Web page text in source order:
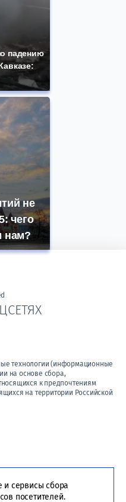
падению
не
чего
нам?
технологии (информационные
на основе сбора,
к предпочтениям
на территории Российской
и сервисы сбора
посетителей.